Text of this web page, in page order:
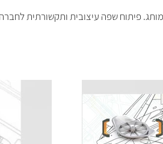
פיתוח שפה עיצובית ותקשורתית